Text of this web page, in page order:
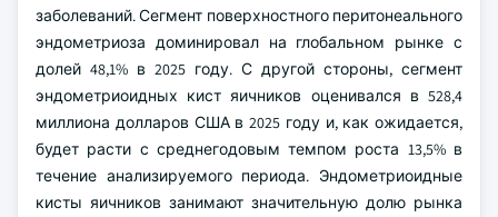
заболеваний. Сегмент поверхностного перитонеального
эндометриоза доминировал на глобальном рынке с
долей 48,1% в 2025 году. С другой стороны, сегмент
эндометриоидных кист яичников оценивался в 528,4
миллиона долларов США в 2025 году и, как ожидается,
будет расти с среднегодовым темпом роста 13,5% в
течение анализируемого периода. Эндометриоидные
кисты яичников занимают значительную долю рынка